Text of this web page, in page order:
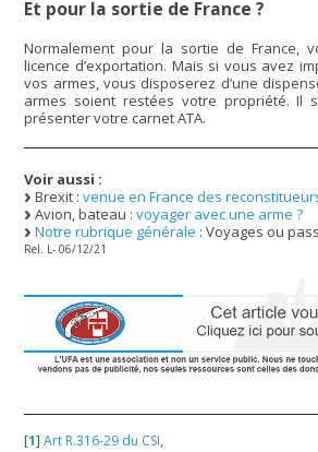
Et pour la sortie de France ?
Normalement pour la sortie de France,
licence d’exportation. Mais si vous avez
vos armes, vous disposerez d’une
armes soient restées votre propriété. Il
présenter votre carnet ATA.
Voir aussi :
Brexit :venue en France des
Avion, bateau :voyager avec une arme ?
Notre rubrique générale : Voyages ou
Rel. L- 06/12/21
[1]Art R.316-29 du CSI,